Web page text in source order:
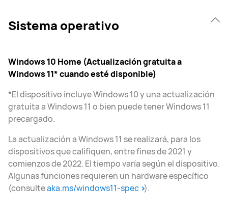
Sistema operativo
Windows 10 Home (Actualización gratuita a
Windows 11* cuando esté disponible)
*El dispositivo incluye Windows 10 y una actualización
gratuita a Windows 11 o bien puede tener Windows 11
precargado.
La actualización a Windows 11 se realizará, para los
dispositivos que califiquen, entre fines de 2021 y
comienzos de 2022. El tiempo varía según el dispositivo.
Algunas funciones requieren un hardware específico
(consulteaka.ms/windows11-spec ).